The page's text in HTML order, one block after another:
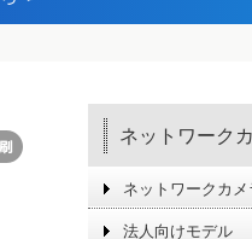
ネットワーク
ネットワークカメ
法人向けモデル